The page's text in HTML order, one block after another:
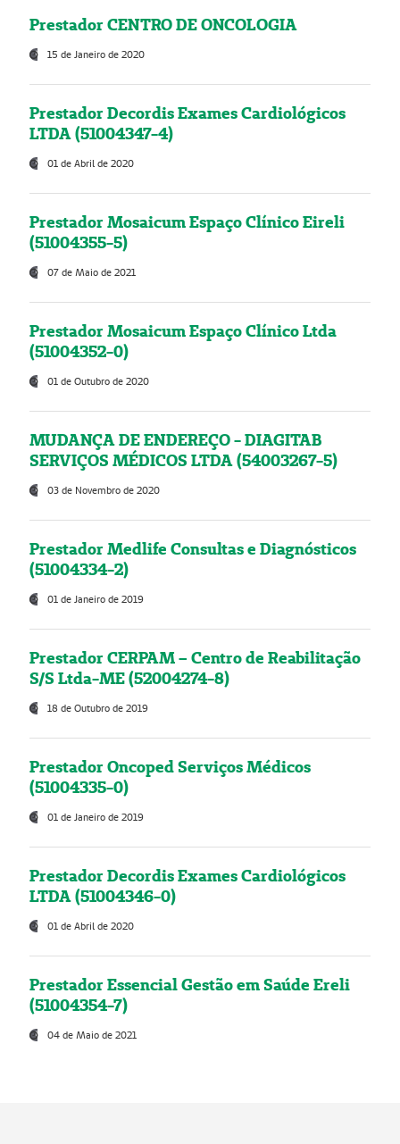
Prestador CENTRO DE ONCOLOGIA
15 de Janeiro de 2020
Prestador Decordis Exames Cardiológicos
LTDA (51004347-4)
01 de Abril de 2020
Prestador Mosaicum Espaço Clínico Eireli
(51004355-5)
07 de Maio de 2021
Prestador Mosaicum Espaço Clínico Ltda
(51004352-0)
01 de Outubro de 2020
MUDANÇA DE ENDEREÇO - DIAGITAB
SERVIÇOS MÉDICOS LTDA (54003267-5)
03 de Novembro de 2020
Prestador Medlife Consultas e Diagnósticos
(51004334-2)
01 de Janeiro de 2019
Prestador CERPAM – Centro de Reabilitação
S/S Ltda-ME (52004274-8)
18 de Outubro de 2019
Prestador Oncoped Serviços Médicos
(51004335-0)
01 de Janeiro de 2019
Prestador Decordis Exames Cardiológicos
LTDA (51004346-0)
01 de Abril de 2020
Prestador Essencial Gestão em Saúde Ereli
(51004354-7)
04 de Maio de 2021